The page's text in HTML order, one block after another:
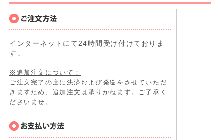
インターネットにて24時間受け付けておりま
す。
※追加注文について：
ご注文完了の度に決済および発送をさせていただ
きますため、追加注文は承りかねます。ご了承く
ださいませ。